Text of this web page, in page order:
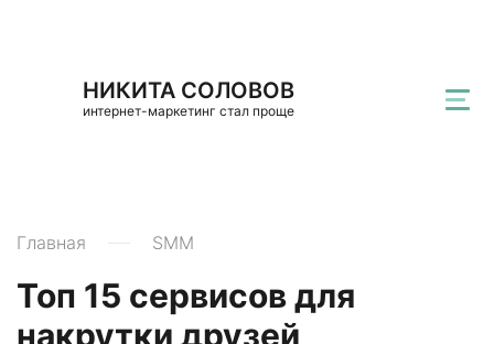
НИКИТА СОЛОВОВ
интернет-маркетинг стал проще
Главная SMM
Топ 15 сервисов для
накрутки друзей